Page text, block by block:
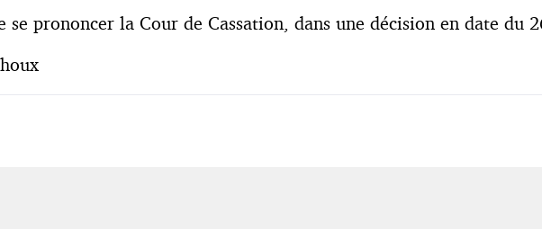
se prononcer la Cour de Cassation, dans une décision en date du